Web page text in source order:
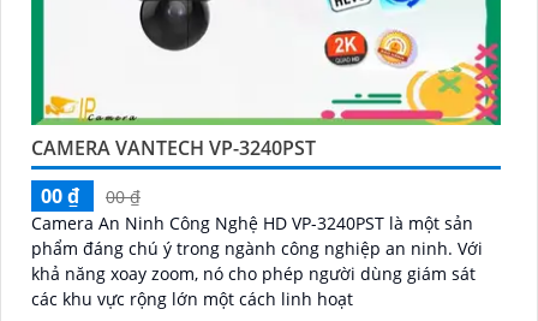
CAMERA VANTECH VP-3240PST
00 ₫
00 ₫
Camera An Ninh Công Nghệ HD VP-3240PST là một sản
phẩm đáng chú ý trong ngành công nghiệp an ninh. Với
khả năng xoay zoom, nó cho phép người dùng giám sát
các khu vực rộng lớn một cách linh hoạt